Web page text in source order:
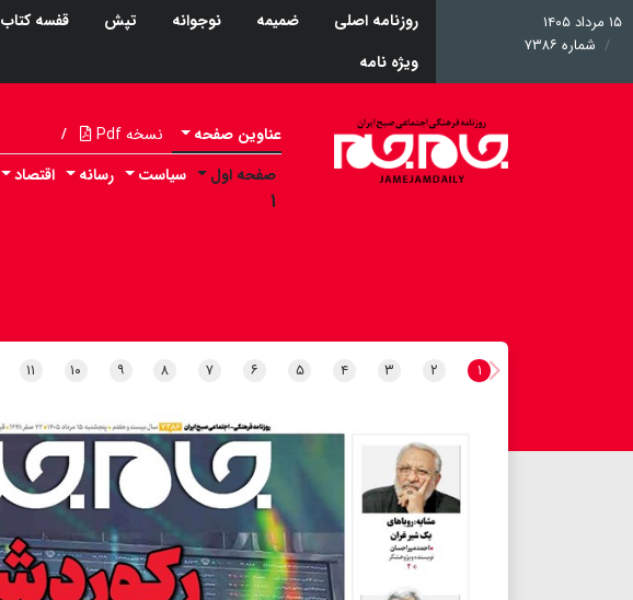
۱۵ مرداد ۱۴۰۵
شماره ۷۳۸۶
روزنامه اصلی ضمیمه نوجوانه تپش قفسه کتاب
ویژه نامه
عناوین صفحه نسخه Pdf /
صفحه اول
۱
سیاست رسانه اقتصاد
۱ ۲ ۳ ۴ ۵ ۶ ۷ ۸ ۹ ۱۰ ۱۱